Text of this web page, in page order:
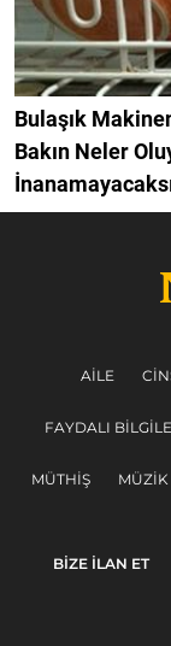
Bulaşık
Bakın Neler
AILE
FAYDALI
MÜTHIŞ MÜZIK
BIZE ILAN ET